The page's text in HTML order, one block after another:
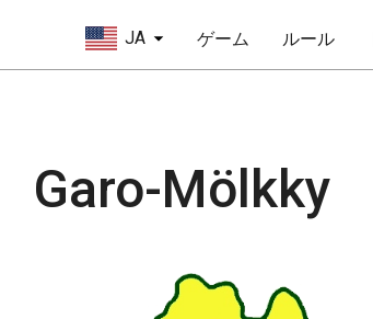
JA ゲーム ルール
Garo-Mölkky